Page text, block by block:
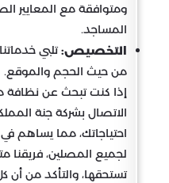
ومتوافقة مع المعايير
المساجد.
التخصيص:تلبي
من حيث الحجم والموقع.
إذا كنت تبحث عن نظافة
الاتصال بشركة جنة
احتياجاتك، مما يساهم في
لجميع المصلين، فريقنا
تستحقها، والتأكد من أن